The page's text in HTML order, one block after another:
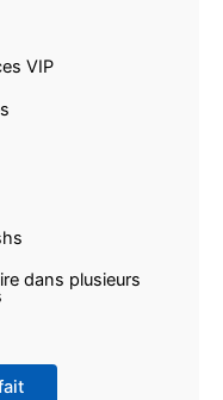
VIP
dans plusieurs